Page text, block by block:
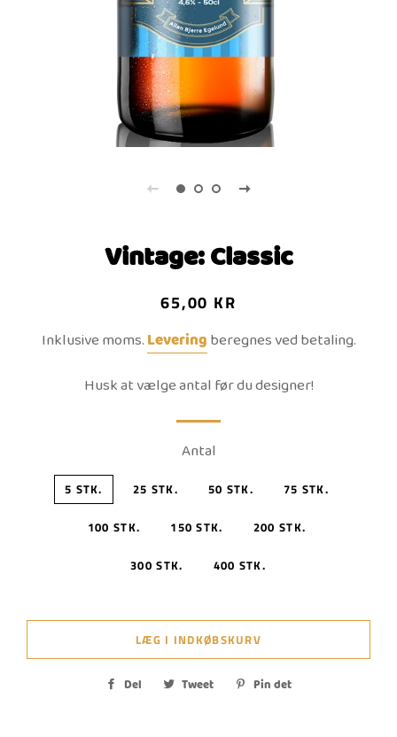
Vintage: Classic
Normalpris
Udsalgspris
65,00 KR
Inklusive moms.Leveringberegnes ved betaling.
Husk at vælge antal før du designer!
Antal
5 STK. 25 STK. 50 STK. 75 STK.
100 STK. 150 STK. 200 STK.
300 STK. 400 STK.
LÆG I INDKØBSKURV
Del
Del
Tweet
TweetPin det